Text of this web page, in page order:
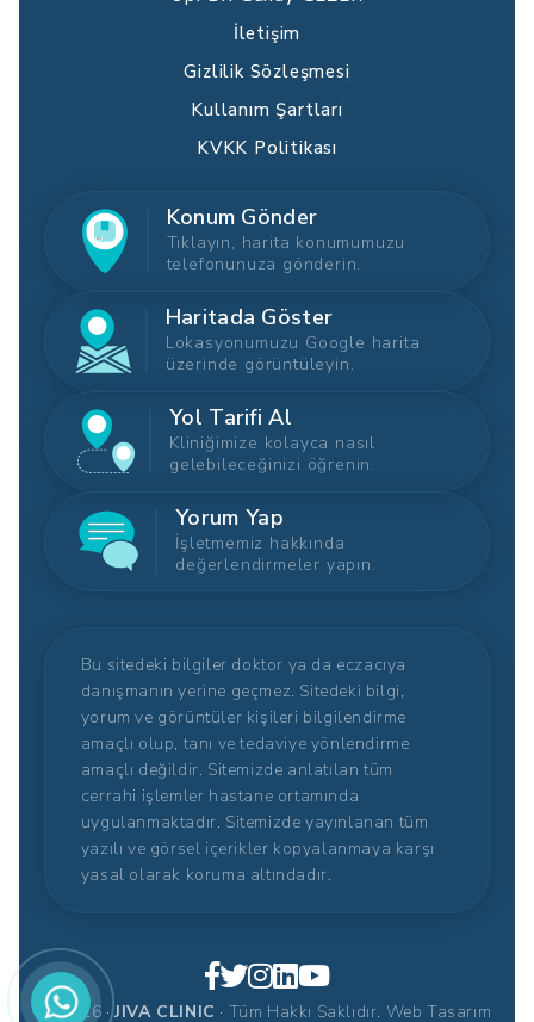
İletişim
Gizlilik Sözleşmesi
Kullanım Şartları
KVKK Politikası
Konum Gönder
Tıklayın, harita konumumuzu
telefonunuza gönderin.
Haritada Göster
Lokasyonumuzu Google harita
üzerinde görüntüleyin.
Yol Tarifi Al
Kliniğimize kolayca nasıl
gelebileceğinizi öğrenin.
Yorum Yap
İşletmemiz hakkında
değerlendirmeler yapın.
Bu sitedeki bilgiler doktor ya da eczacıya
danışmanın yerine geçmez. Sitedeki bilgi,
yorum ve görüntüler kişileri bilgilendirme
amaçlı olup, tanı ve tedaviye yönlendirme
amaçlı değildir. Sitemizde anlatılan tüm
cerrahi işlemler hastane ortamında
uygulanmaktadır. Sitemizde yayınlanan tüm
yazılı ve görsel içerikler kopyalanmaya karşı
yasal olarak koruma altındadır.
© 2026 ·JIVA CLINIC · Tüm Hakkı Saklıdır. Web Tasarım